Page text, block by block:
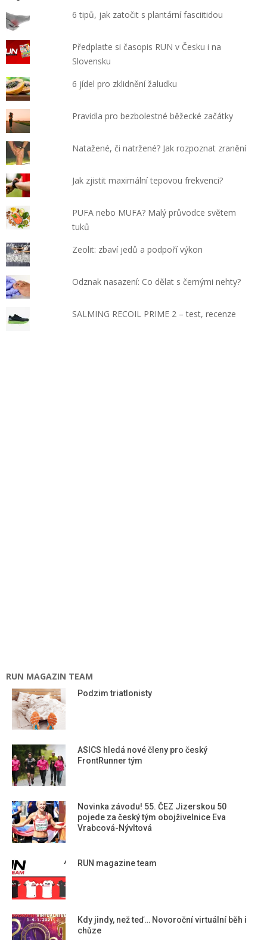
6 tipů, jak zatočit s plantární fasciitidou
Předplaťte si časopis RUN v Česku i na
Slovensku
6 jídel pro zklidnění žaludku
Pravidla pro bezbolestné běžecké začátky
Natažené, či natržené? Jak rozpoznat zranění
Jak zjistit maximální tepovou frekvenci?
PUFA nebo MUFA? Malý průvodce světem
tuků
Zeolit: zbaví jedů a podpoří výkon
Odznak nasazení: Co dělat s černými nehty?
SALMING RECOIL PRIME 2 – test, recenze
RUN MAGAZIN TEAM
Podzim triatlonisty
ASICS hledá nové členy pro český
FrontRunner tým
Novinka závodu! 55. ČEZ Jizerskou 50
pojede za český tým obojživelnice Eva
Vrabcová-Nývltová
RUN magazine team
Kdy jindy, než teď… Novoroční virtuální běh i
chůze